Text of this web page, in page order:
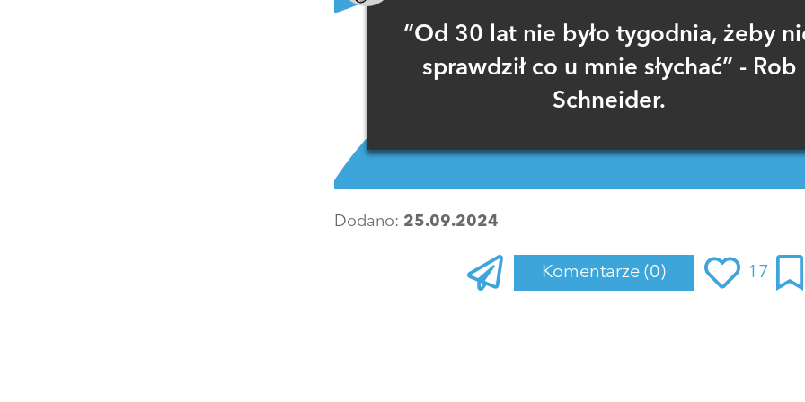
“Od 30 lat nie było tygodnia, żeby
sprawdził co u mnie słychać” - Rob
Schneider.
Dodano: 25.09.2024
Komentarze (0) 17